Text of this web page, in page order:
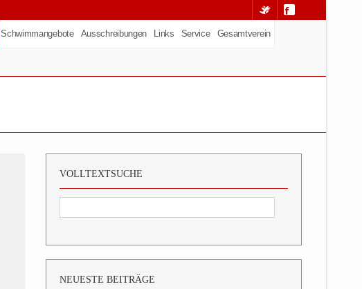
Schwimmangebote Ausschreibungen Links Service Gesamtverein
VOLLTEXTSUCHE
NEUESTE BEITRÄGE